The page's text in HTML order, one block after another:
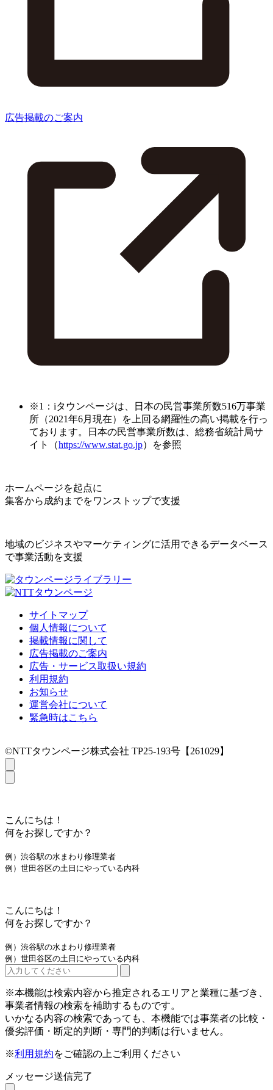
広告掲載のご案内
※1：iタウンページは、日本の民営事業所数516万事業
所（2021年6月現在）を上回る網羅性の高い掲載を行っ
ております。日本の民営事業所数は、総務省統計局サ
イト（https://www.stat.go.jp）を参照
ホームページを起点に
集客から成約までをワンストップで支援
地域のビジネスやマーケティングに活用できるデータベース
で事業活動を支援
サイトマップ
個人情報について
掲載情報に関して
広告掲載のご案内
広告・サービス取扱い規約
利用規約
お知らせ
運営会社について
緊急時はこちら
©NTTタウンページ株式会社 TP25-193号【261029】
こんにちは！
何をお探しですか？
例）渋谷駅の水まわり修理業者
例）世田谷区の土日にやっている内科
こんにちは！
何をお探しですか？
例）渋谷駅の水まわり修理業者
例）世田谷区の土日にやっている内科
※本機能は検索内容から推定されるエリアと業種に基づき、
事業者情報の検索を補助するものです。
いかなる内容の検索であっても、本機能では事業者の比較・
優劣評価・断定的判断・専門的判断は行いません。
※利用規約をご確認の上ご利用ください
メッセージ送信完了